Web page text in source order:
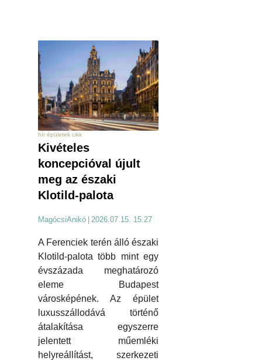
hír épületek cikk
Kivételes
koncepcióval újult
meg az északi
Klotild-palota
MagócsiAnikó 2026.07.15. 15:27
A Ferenciek terén álló északi
Klotild-palota több mint egy
évszázada meghatározó
eleme Budapest
városképének. Az épület
luxusszállodává történő
átalakítása egyszerre
jelentett műemléki
helyreállítást, szerkezeti